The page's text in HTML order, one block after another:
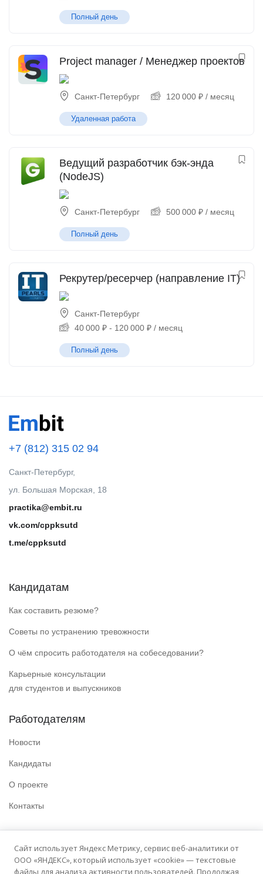
Полный день
Project manager / Менеджер проектов
Санкт-Петербург 120 000 ₽ / месяц
Удаленная работа
Ведущий разработчик бэк-энда
(NodeJS)
Санкт-Петербург 500 000 ₽ / месяц
Полный день
Рекрутер/ресерчер (направление IT)
Санкт-Петербург
40 000 ₽ - 120 000 ₽ / месяц
Полный день
+7 (812) 315 02 94
Санкт-Петербург,
ул. Большая Морская, 18
practika@embit.ru
vk.com/cppksutd
t.me/cppksutd
Кандидатам
Как составить резюме?
Советы по устранению тревожности
О чём спросить работодателя на собеседовании?
Карьерные консультации
для студентов и выпускников
Работодателям
Новости
Кандидаты
О проекте
Контакты
Политика конфиденциальности
Сайт использует Яндекс Метрику, сервис веб-аналитики от
ООО «ЯНДЕКС», который использует «cookie» — текстовые
файлы для анализа активности пользователей. Продолжая